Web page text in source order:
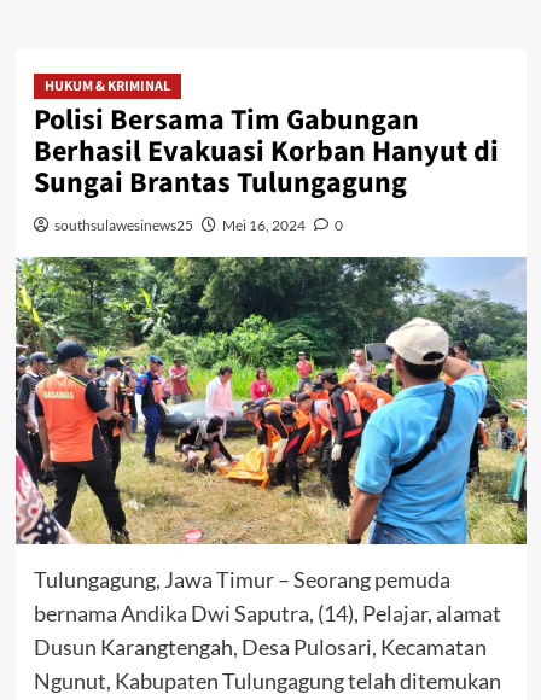
HUKUM & KRIMINAL
Polisi Bersama Tim Gabungan
Berhasil Evakuasi Korban Hanyut di
Sungai Brantas Tulungagung
southsulawesinews25 Mei 16, 2024 0
Tulungagung, Jawa Timur – Seorang pemuda
bernama Andika Dwi Saputra, (14), Pelajar, alamat
Dusun Karangtengah, Desa Pulosari, Kecamatan
Ngunut, Kabupaten Tulungagung telah ditemukan